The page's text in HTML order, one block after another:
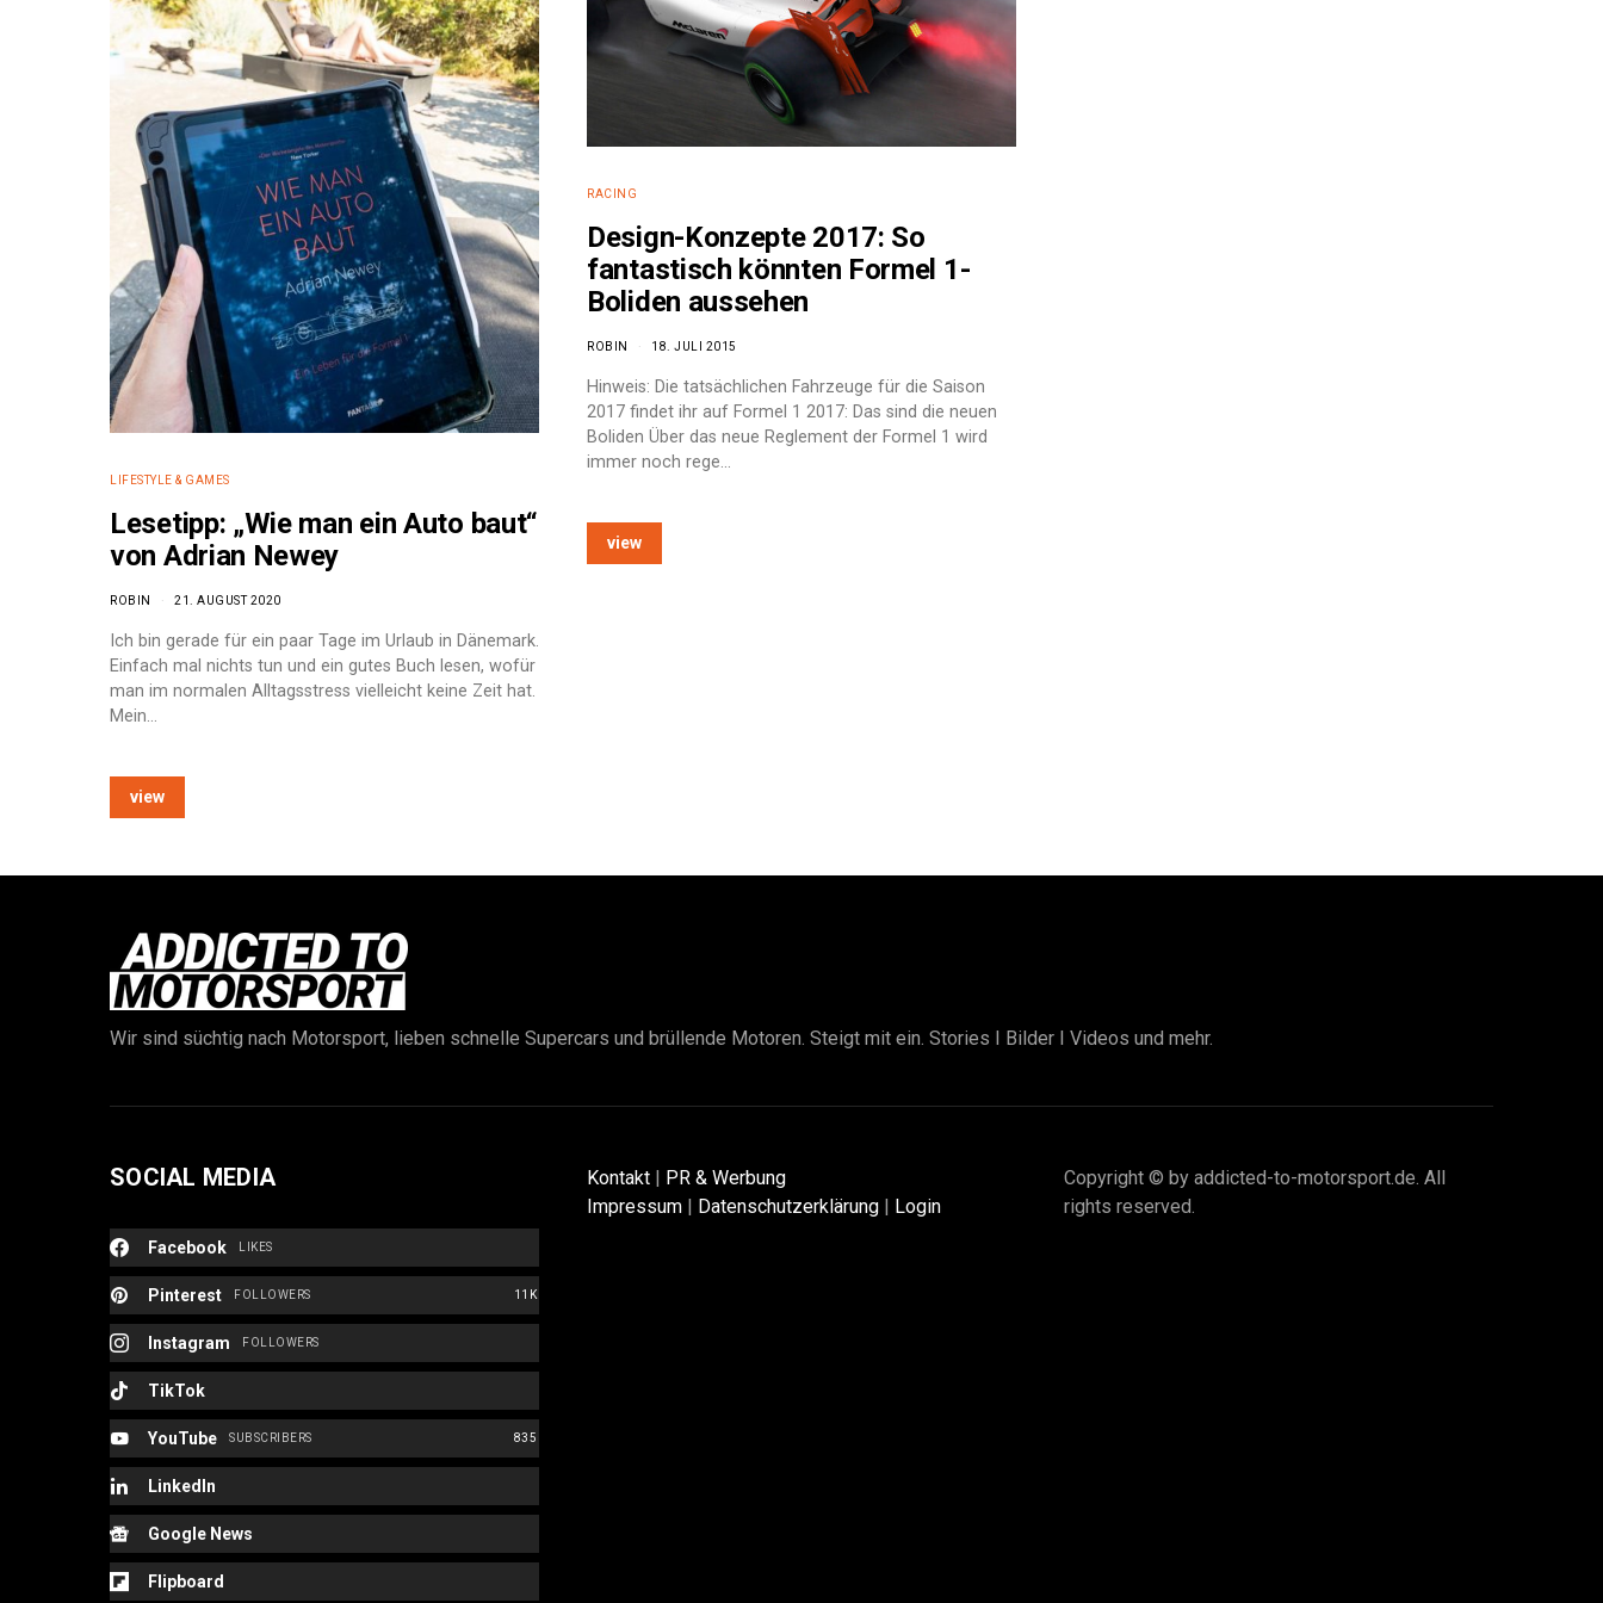
LIFESTYLE & GAMES
Lesetipp: „Wie man ein Auto baut“
von Adrian Newey
ROBIN 21. AUGUST 2020
Ich bin gerade für ein paar Tage im Urlaub in Dänemark.
Einfach mal nichts tun und ein gutes Buch lesen, wofür
man im normalen Alltagsstress vielleicht keine Zeit hat.
Mein…
view
RACING
Design-Konzepte 2017: So
fantastisch könnten Formel 1-
Boliden aussehen
ROBIN 18. JULI 2015
Hinweis: Die tatsächlichen Fahrzeuge für die Saison
2017 findet ihr auf Formel 1 2017: Das sind die neuen
Boliden Über das neue Reglement der Formel 1 wird
immer noch rege…
view
Wir sind süchtig nach Motorsport, lieben schnelle Supercars und brüllende Motoren. Steigt mit ein. Stories I Bilder I Videos und mehr.
SOCIAL MEDIA
Facebook LIKES
Pinterest 11K
FOLLOWERS
Instagram FOLLOWERS
TikTok
YouTube 835
SUBSCRIBERS
LinkedIn
Google News
Flipboard
Kontakt | PR & Werbung
Impressum | Datenschutzerklärung | Login
Copyright © by addicted-to-motorsport.de. All
rights reserved.